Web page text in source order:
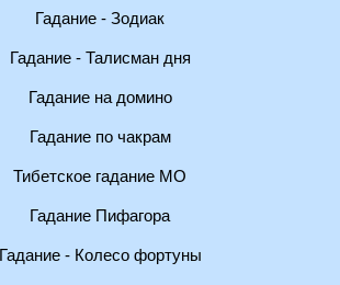
Гадание - Зодиак
Гадание - Талисман дня
Гадание на домино
Гадание по чакрам
Тибетское гадание МО
Гадание Пифагора
Гадание - Колесо фортуны